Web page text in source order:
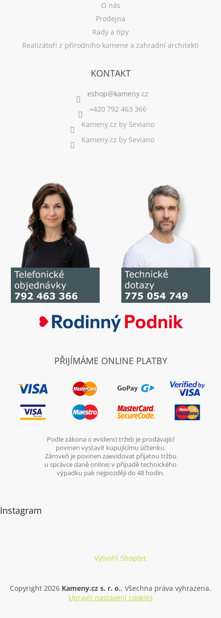
O nás
Prodejna
Rady a tipy
Realizátoři z přírodního kamene a zahradní architekti
KONTAKT
+420 792 463 366
Kameny.cz by Seviano
Kameny.cz by Seviano
PŘIJÍMÁME ONLINE PLATBY
Podle zákona o evidenci tržeb je prodávající
povinen vystavit kupujícímu účtenku.
Zároveň je povinen zaevidovat přijatou tržbu
u správce daně online; v případě technického
výpadku pak nejpozději do 48 hodin.
Instagram
Vytvořil Shoptet
Copyright 2026 Kameny.cz s. r. o.. Všechna práva vyhrazena.
Upravit nastavení cookies